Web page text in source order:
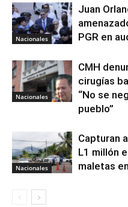
Nacionales
Juan
PGR en
Nacionales
CMH
cirugías
“No se
pueblo”
Nacionales
Capturan
L1 millón
maletas